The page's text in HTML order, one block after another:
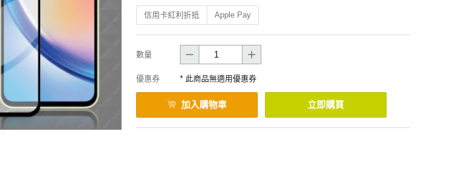
信用卡紅利折抵 Apple Pay
數量
優惠券 * 此商品無適用優惠券
加入購物車 立即購買